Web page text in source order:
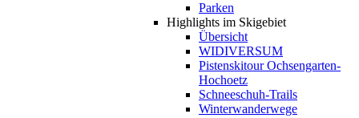
Parken
Highlights im Skigebiet
Übersicht
WIDIVERSUM
Pistenskitour Ochsengarten-
Hochoetz
Schneeschuh-Trails
Winterwanderwege